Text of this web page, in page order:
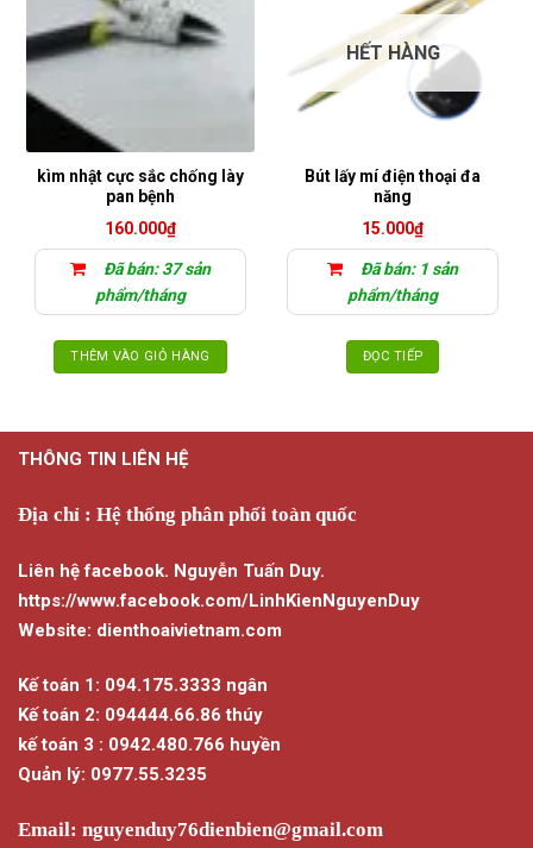
kìm nhật cực sắc chống lày
pan bệnh
160.000₫
Đã bán: 37 sản
phẩm/tháng
THÊM VÀO GIỎ HÀNG
HẾT HÀNG
Bút lấy mí điện thoại đa
năng
15.000₫
Đã bán: 1 sản
phẩm/tháng
ĐỌC TIẾP
THÔNG TIN LIÊN HỆ
Địa chỉ : Hệ thống phân phối toàn quốc
Liên hệ facebook. Nguyễn Tuấn Duy.
https://www.facebook.com/LinhKienNguyenDuy
Website: dienthoaivietnam.com
Kế toán 1: 094.175.3333 ngân
Kế toán 2: 094444.66.86 thúy
kế toán 3 : 0942.480.766 huyền
Quản lý: 0977.55.3235
Email: nguyenduy76dienbien@gmail.com